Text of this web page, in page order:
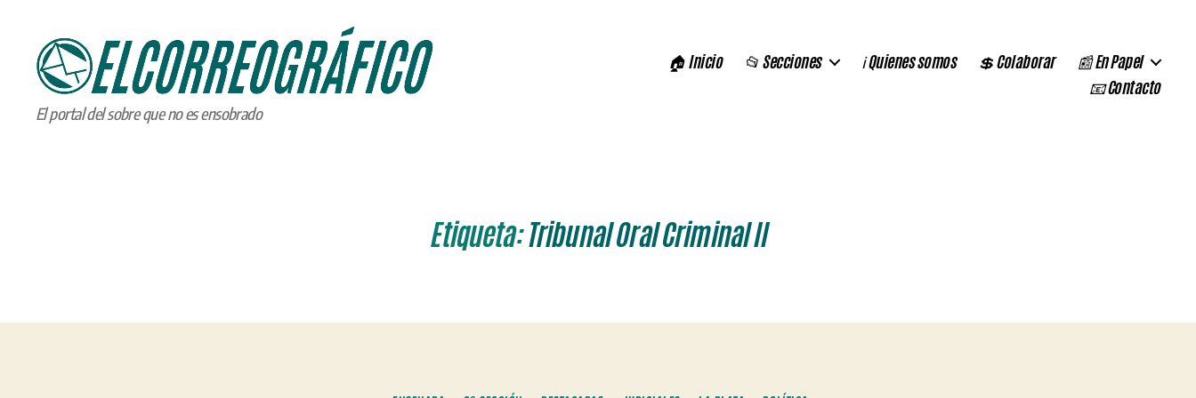
ELCORREOGRÁFICO
El portal del sobre que no es ensobrado
🏠 Inicio 📂 Secciones ℹ️ Quienes somos 💲 Colaborar
📰 En Papel
📧 Contacto
Etiqueta:Tribunal Oral Criminal II
Categorías